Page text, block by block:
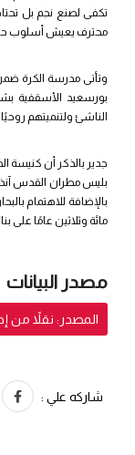
تكفى لصنع نجم بل
محترف يعيش أسلوب
وتأتى مدرسة الكرة
بورسعيد الأسقفية
الناشئ ولتنميتهم روحيًا
بليس مطران القدس
مائة وثلاثين عامًا على
مصدر البيانات
المصدر: نقلاً من
شاركه علي :